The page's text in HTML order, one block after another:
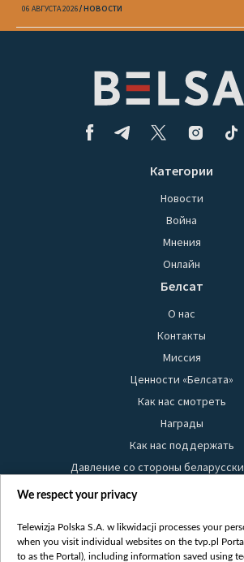
06 АВГУСТА 2026 НОВОСТИ
Категории
Новости
Война
Мнения
Онлайн
Белсат
О нас
Контакты
Миссия
Ценности «Белсата»
Как нас смотреть
Награды
Как нас поддержать
Давление со стороны
Правила использования
Безопасность
Youtube
We respect your privacy
Telewizja Polska S.A. w likwidacji processes your
when you visit individual websites on the tvp.pl
to as the Portal), including information saved using